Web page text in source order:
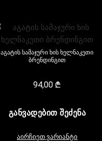
აგატის სამაჯური ხის ხელნაკეთი
ბრენდინგით
94,00₾
ᲒᲐᲜᲕᲐᲓᲔᲑᲘᲗ ᲨᲔᲫᲔᲜᲐ
აირჩიეთ ვარიანტი